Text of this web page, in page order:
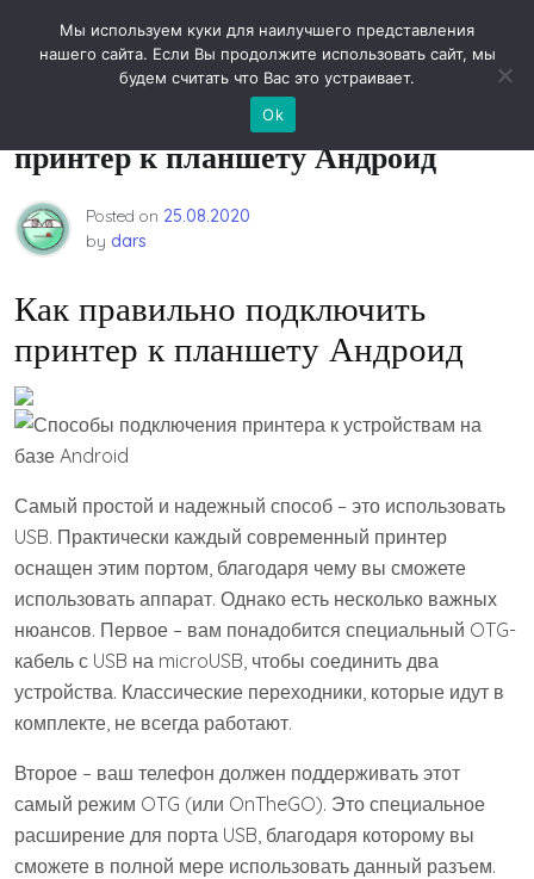
Новости технологий
Как правильно подключить
принтер к планшету Андроид
Posted on 25.08.2020
by dars
Как правильно подключить
принтер к планшету Андроид
Самый простой и надежный способ – это использовать
USB. Практически каждый современный принтер
оснащен этим портом, благодаря чему вы сможете
использовать аппарат. Однако есть несколько важных
нюансов. Первое – вам понадобится специальный OTG-
кабель с USB на microUSB, чтобы соединить два
устройства. Классические переходники, которые идут в
комплекте, не всегда работают.
Второе – ваш телефон должен поддерживать этот
самый режим OTG (или OnTheGO). Это специальное
расширение для порта USB, благодаря которому вы
сможете в полной мере использовать данный разъем.
Мы используем куки для наилучшего представления
нашего сайта. Если Вы продолжите использовать сайт, мы
будем считать что Вас это устраивает.
Ok